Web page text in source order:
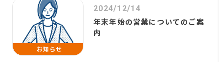
お知らせ
2024/12/14
年末年始の営業についてのご案
内